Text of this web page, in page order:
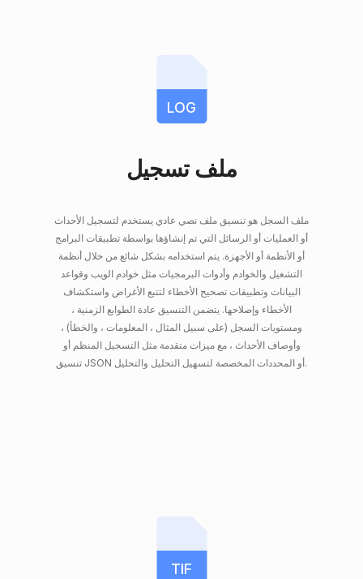
LOG
ملف تسجيل
ملف السجل هو تنسيق ملف نصي عادي يستخدم لتسجيل الأحداث
أو العمليات أو الرسائل التي تم إنشاؤها بواسطة تطبيقات البرامج
أو الأنظمة أو الأجهزة. يتم استخدامه بشكل شائع من خلال أنظمة
التشغيل والخوادم وأدوات البرمجيات مثل خوادم الويب وقواعد
البيانات وتطبيقات تصحيح الأخطاء لتتبع الأغراض واستكشاف
الأخطاء وإصلاحها. يتضمن التنسيق عادة الطوابع الزمنية ،
ومستويات السجل (على سبيل المثال ، المعلومات ، والخطأ) ،
وأوصاف الأحداث ، مع ميزات متقدمة مثل التسجيل المنظم أو
تنسيق JSON أو المحددات المخصصة لتسهيل التحليل والتحليل.
TIF